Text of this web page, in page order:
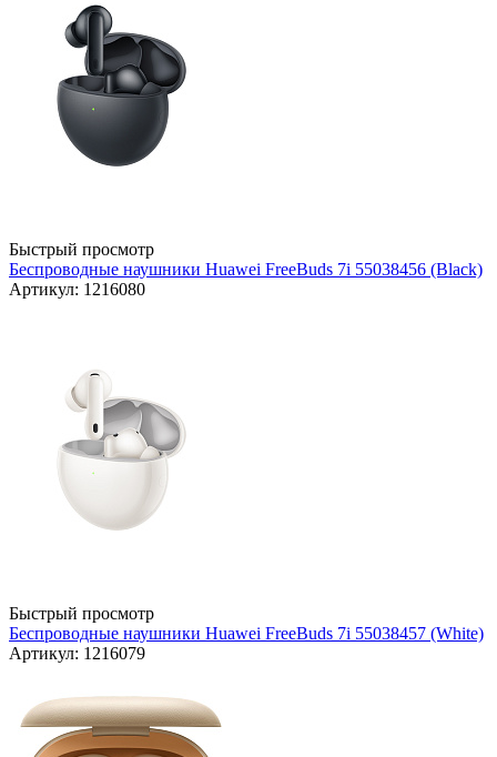
Быстрый просмотр
Беспроводные наушники Huawei FreeBuds 7i 55038456 (Black)
Артикул: 1216080
Быстрый просмотр
Беспроводные наушники Huawei FreeBuds 7i 55038457 (White)
Артикул: 1216079